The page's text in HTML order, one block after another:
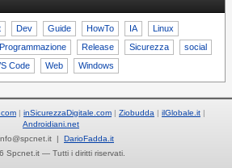
Dev Guide HowTo IA
Linux
Programmazione Release Sicurezza
social
Code Web Windows
inSicurezzaDigitale.com Ziobudda
ilGlobale.it
Androidiani.net
| DarioFadda.it
Spcnet.it — Tutti i diritti riservati.